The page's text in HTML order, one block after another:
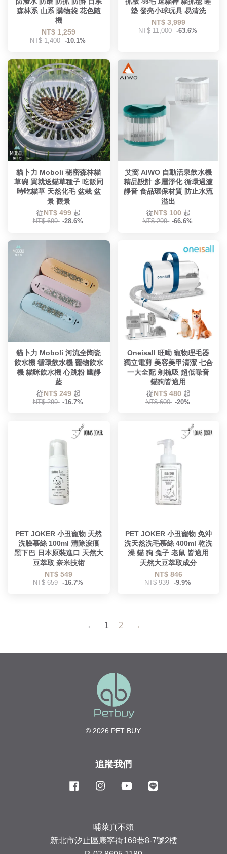
森林系 山系 購物袋 花色隨
機
NT$ 1,259
NT$ 1,400 -10.1%
墊 發亮小球玩具 易清洗
NT$ 3,999
NT$ 11,000 -63.6%
貓卜力 Moboli 秘密森林貓
草碗 買就送貓草種子 吃飯同
時吃貓草 天然化毛 盆栽 盆
景 觀景
從NT$ 499 起
NT$ 699 -28.6%
艾窩 AIWO 自動活泉飲水機
精品設計 多層淨化 循環過濾
靜音 食品環保材質 防止水流
溢出
從NT$ 100 起
NT$ 299 -66.6%
貓卜力 Moboli 河流全陶瓷
飲水機 循環飲水機 寵物飲水
機 貓咪飲水機 心跳粉 幽靜
藍
從NT$ 249 起
NT$ 299 -16.7%
Oneisall 旺呦 寵物理毛器
獨立電剪 美容美甲清潔 七合
一大全配 剃梳吸 超低噪音
貓狗皆適用
從NT$ 480 起
NT$ 600 -20%
PET JOKER 小丑寵物 天然
洗臉慕絲 100ml 清除淚痕
黑下巴 日本原裝進口 天然大
豆萃取 奈米技術
NT$ 549
NT$ 659 -16.7%
PET JOKER 小丑寵物 免沖
洗天然洗毛慕絲 400ml 乾洗
澡 貓 狗 兔子 老鼠 皆適用
天然大豆萃取成分
NT$ 846
NT$ 939 -9.9%
← 1 2 →
© 2026 PET BUY.
追蹤我們
Facebook Instagram YouTube
哺萊真不賴
新北市汐止區康寧街169巷8-7號2樓